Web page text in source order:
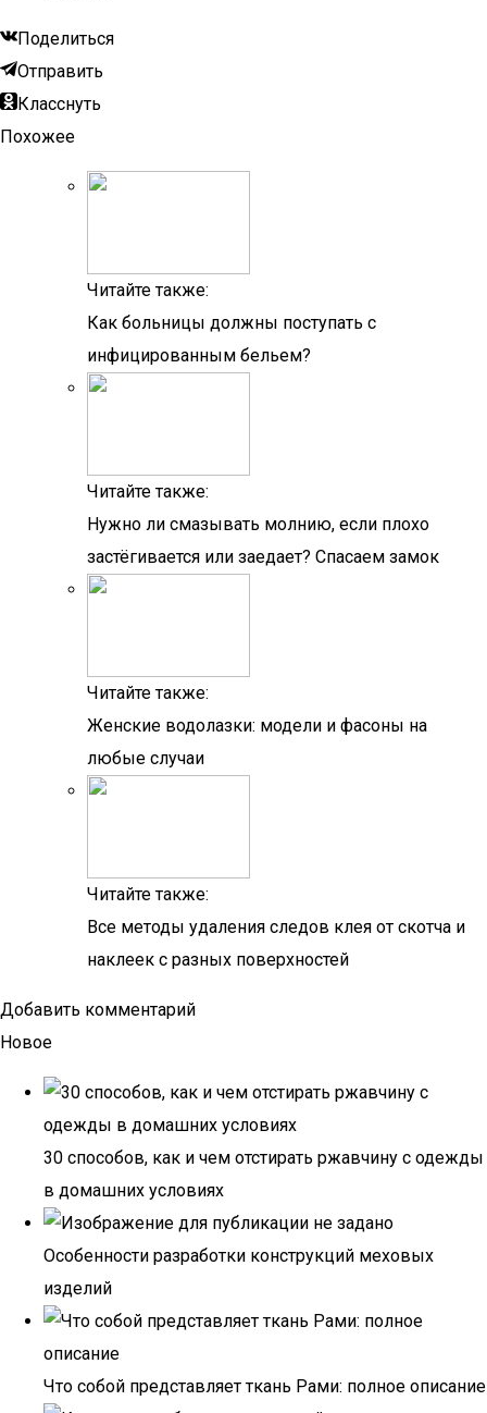
Поделиться
Отправить
Класснуть
Похожее
Читайте также:
Как больницы должны поступать с
инфицированным бельем?
Читайте также:
Нужно ли смазывать молнию, если плохо
застёгивается или заедает? Спасаем замок
Читайте также:
Женские водолазки: модели и фасоны на
любые случаи
Читайте также:
Все методы удаления следов клея от скотча и
наклеек с разных поверхностей
Добавить комментарий
Новое
30 способов, как и чем отстирать ржавчину с одежды
в домашних условиях
Особенности разработки конструкций меховых
изделий
Что собой представляет ткань Рами: полное описание